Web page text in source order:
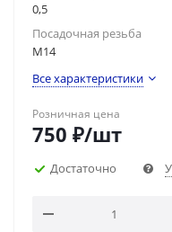
0,5
Посадочная резьба
М14
Все характеристики
Розничная цена
750 ₽/шт
Достаточно